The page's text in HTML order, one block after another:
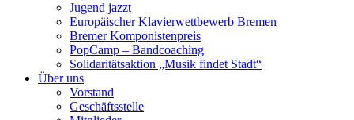
Jugend jazzt
Europäischer Klavierwettbewerb Bremen
Bremer Komponistenpreis
PopCamp – Bandcoaching
Solidaritätsaktion „Musik findet Stadt“
Über uns
Vorstand
Geschäftsstelle